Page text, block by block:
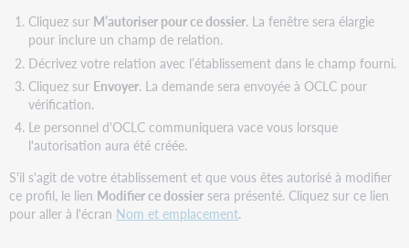
Cliquez sur M’autoriser pour ce dossier. La fenêtre sera élargie
pour inclure un champ de relation.
Décrivez votre relation avec l’établissement dans le champ fourni.
Cliquez sur Envoyer. La demande sera envoyée à OCLC pour
vérification.
Le personnel d'OCLC communiquera vace vous lorsque
l'autorisation aura été créée.
S'il s'agit de votre établissement et que vous êtes autorisé à modifier
ce profil, le lien Modifier ce dossier sera présenté. Cliquez sur ce lien
pour aller à l'écran Nom et emplacement.